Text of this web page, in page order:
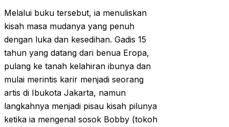
Melalui buku tersebut, ia menuliskan
kisah masa mudanya yang penuh
dengan luka dan kesedihan. Gadis 15
tahun yang datang dari benua Eropa,
pulang ke tanah kelahiran ibunya dan
mulai merintis karir menjadi seorang
artis di Ibukota Jakarta, namun
langkahnya menjadi pisau kisah pilunya
ketika ia mengenal sosok Bobby (tokoh